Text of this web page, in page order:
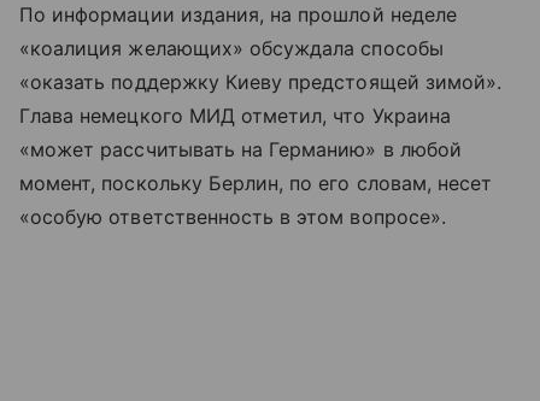
По информации издания, на прошлой неделе
«коалиция желающих» обсуждала способы
«оказать поддержку Киеву предстоящей зимой».
Глава немецкого МИД отметил, что Украина
«может рассчитывать на Германию» в любой
момент, поскольку Берлин, по его словам, несет
«особую ответственность в этом вопросе».